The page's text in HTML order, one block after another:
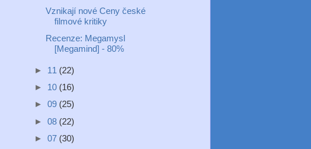
Vznikají nové Ceny české
filmové kritiky
Recenze: Megamysl
[Megamind] - 80%
► 11 (22)
► 10 (16)
► 09 (25)
► 08 (22)
► 07 (30)